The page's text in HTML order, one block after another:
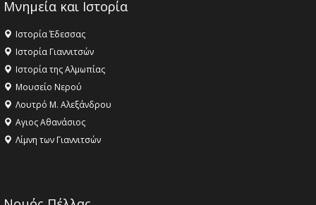
Μνημεία και Ιστορία
Ιστορία Έδεσσας
Ιστορία Γιαννιτσών
Ιστορία της Αλμωπίας
Μουσείο Νερού
Λουτρό Μ. Αλεξάνδρου
Αγιος Αθανάσιος
Λίμνη των Γιαννιτσών